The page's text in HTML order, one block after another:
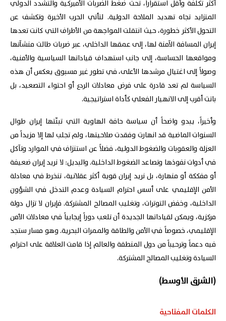
أكثر تكلفة وأقل استقراراً، تحت ضغط الضربات الأميركية والتشدد الدولي
المتزايد تجاه تهديد الملاحة الدولية. لتأتي الحرب الأخيرة وتكشف عن
التحول الأكثر خطورة، حيث انتقلت المواجهة من الأطراف التي كانت تعدها
إيران المسافة الآمنة لها، إلى عمقها الداخلي، عبر ضربات طالت منشآتها
ومواقعها الحساسة، إلى جانب استهداف قياداتها السياسية والأمنية،
وصولاً إلى اغتيال مرشدها الأعلى، في تطور غير مسبوق يعكس أن هذه
السياسة لم تعد قادرة على فرض معادلات الردع أو احتواء التصعيد، بل
باتت أقرب إلى الانهيار الفعلي كأداة استراتيجية.
وأخيراً، يبدو واضحاً أن سياسة حافة الهاوية التي تبنّتها إيران طوال
السنوات الماضية قد انهارت وفقدت صلاحيتها، ولم تجلب لها إلا مزيداً من
العزلة والعقوبات والضغوط الدولية، فضلاً عن استنزاف في الموارد وتآكل
في أدوات نفوذها وتصاعد الضغوط الداخلية. والبديل: لا نريد إيران ضعيفة
أو مفككة أو منهارة، بل نريد إيران قوية أكثر عقلانية، تنخرط في معادلة
الأمن الإقليمي على أسس احترام السيادة وعدم التدخل في الشؤون
الداخلية، وخفض التوترات، وتغليب المصالح المشتركة. فإيران لا تزال دولة
مركزية، ويمكن لقياداتها الجديدة أن تلعب دوراً إيجابياً في معادلات الأمن
الإقليمي، خصوصاً في الأمن والطاقة والممرات البحرية. وهو مسار ستجد
فيه دعماً وترحيباً من دول المنطقة والعالم إذا قامت العلاقة على احترام
السيادة وتغليب المصالح المشتركة.
(الشرق الأوسط)
الكلمات المفتاحية